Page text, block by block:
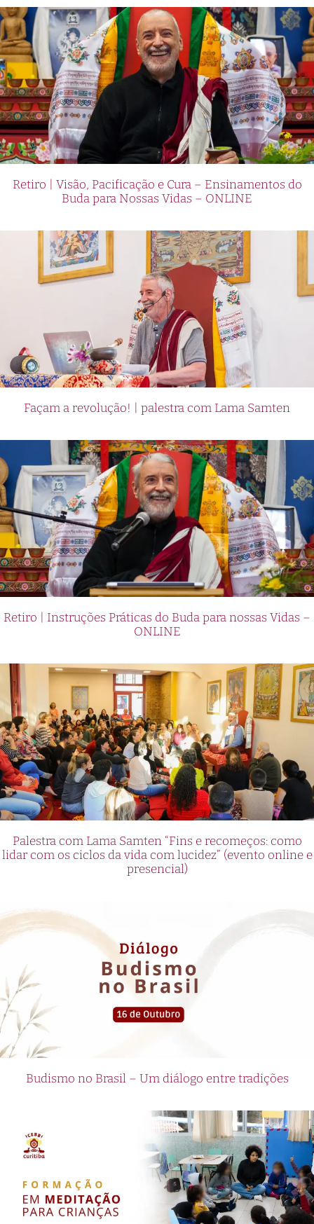
Retiro | Visão, Pacificação e Cura – Ensinamentos do
Buda para Nossas Vidas – ONLINE
Façam a revolução! | palestra com Lama Samten
Retiro | Instruções Práticas do Buda para nossas Vidas –
ONLINE
Palestra com Lama Samten “Fins e recomeços: como
lidar com os ciclos da vida com lucidez” (evento online e
presencial)
Budismo no Brasil – Um diálogo entre tradições